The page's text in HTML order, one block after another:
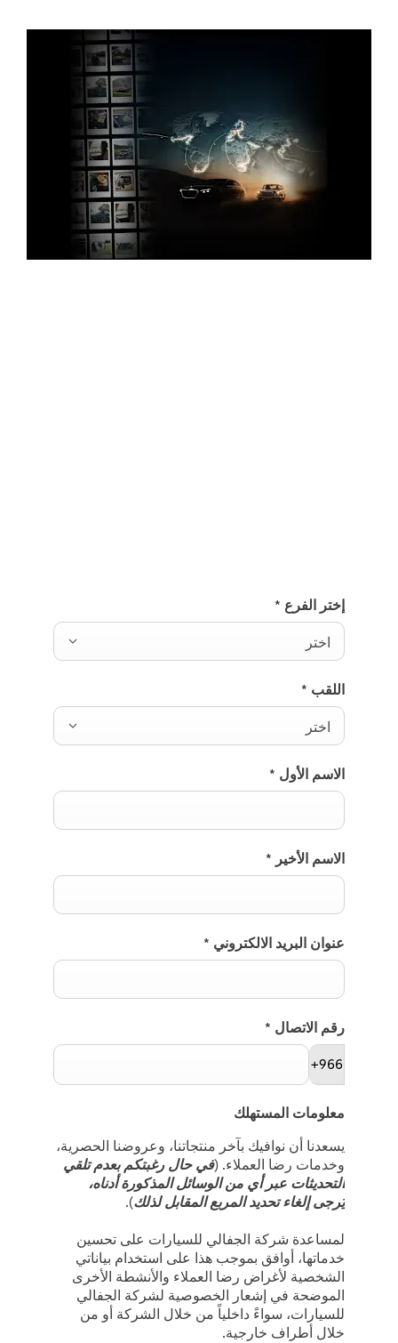
إختر الفرع *
اختر
اللقب *
اختر
الاسم الأول *
الاسم الأخير *
عنوان البريد الالكتروني *
رقم الاتصال *
+966
معلومات المستهلك
يسعدنا أن نوافيك بآخر منتجاتنا، وعروضنا الحصرية،
وخدمات رضا العملاء. (في حال رغبتكم بعدم تلقي
التحديثات عبر أي من الوسائل المذكورة أدناه،
يُرجى إلغاء تحديد المربع المقابل لذلك).
لمساعدة شركة الجفالي للسيارات على تحسين
خدماتها، أوافق بموجب هذا على استخدام بياناتي
الشخصية لأغراض رضا العملاء والأنشطة الأخرى
الموضحة في إشعار الخصوصية لشركة الجفالي
للسيارات، سواءً داخلياً من خلال الشركة أو من
خلال أطراف خارجية.